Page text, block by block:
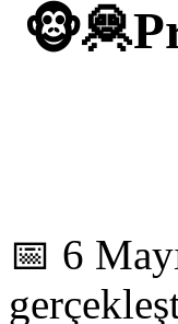
📅 6